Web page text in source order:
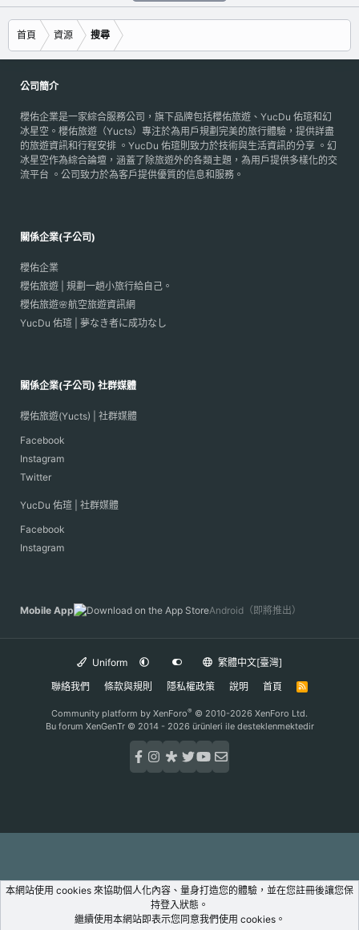
首頁 資源 搜尋
公司簡介
櫻佑企業是一家綜合服務公司，旗下品牌包括櫻佑旅遊、YucDu 佑瑄和幻
冰星空。櫻佑旅遊（Yucts）專注於為用戶規劃完美的旅行體驗，提供詳盡
的旅遊資訊和行程安排 。YucDu 佑瑄則致力於技術與生活資訊的分享 。幻
冰星空作為綜合論壇，涵蓋了除旅遊外的各類主題，為用戶提供多樣化的交
流平台 。公司致力於為客戶提供優質的信息和服務。
關係企業(子公司)
櫻佑企業
櫻佑旅遊 | 規劃一趟小旅行給自己。
櫻佑旅遊🌸航空旅遊資訊網
YucDu 佑瑄 | 夢なき者に成功なし
關係企業(子公司) 社群媒體
櫻佑旅遊(Yucts) | 社群媒體
Facebook
Instagram
Twitter
YucDu 佑瑄 | 社群媒體
Facebook
Instagram
Mobile App Android（即將推出）
Uniform
繁體中文[臺灣]
聯絡我們
條款與規則 隱私權政策 說明 首頁
R
Community platform by XenForo® © 2010-2026 XenForo Ltd.
Bu forum XenGenTr © 2014 - 2026 ürünleri ile desteklenmektedir
本網站使用 cookies 來協助個人化內容、量身打造您的體驗，並在您註冊後讓您保
持登入狀態。
繼續使用本網站即表示您同意我們使用 cookies。